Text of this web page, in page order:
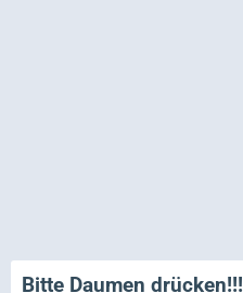
Bitte Daumen drücken!!!